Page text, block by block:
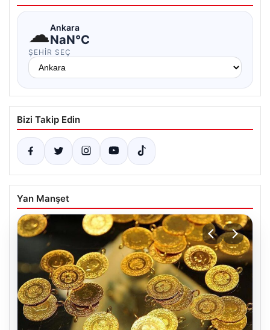
☁Ankara
NaN°C
ŞEHIR SEÇ
Bizi Takip Edin
Yan Manşet